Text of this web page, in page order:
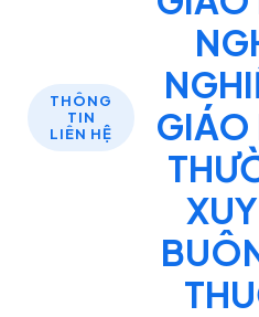
THÔNG
TIN
LIÊN HỆ
GIÁO